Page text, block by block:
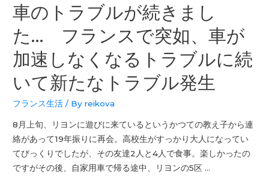
車のトラブルが続きまし
た… フランスで突如、車が
加速しなくなるトラブルに続
いて新たなトラブル発生
フランス生活 / Byreikova
8月上旬、リヨンに遊びに来ているというかつての教え子から連
絡があって19年振りに再会。高校生がすっかり大人になってい
てびっくりでしたが、その友達2人と4人で食事。楽しかったの
ですがその後、自家用車で帰る途中、リヨンの5区 …